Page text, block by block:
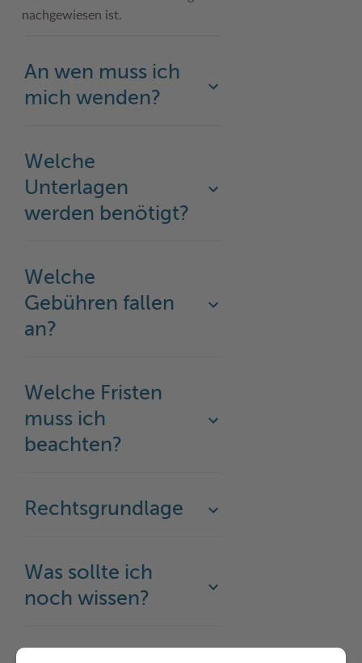
Karrieretag
nachgewiesen ist.
An wen muss ich
mich wenden?
Welche
Unterlagen
werden benötigt?
Welche
Gebühren fallen
an?
Welche Fristen
muss ich
beachten?
Rechtsgrundlage
Was sollte ich
noch wissen?